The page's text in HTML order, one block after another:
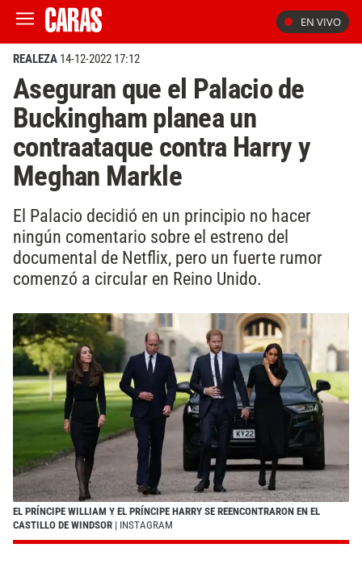
EN VIVO
REALEZA 14-12-2022 17:12
Aseguran que el Palacio de
Buckingham planea un
contraataque contra Harry y
Meghan Markle
El Palacio decidió en un principio no hacer
ningún comentario sobre el estreno del
documental de Netflix, pero un fuerte rumor
comenzó a circular en Reino Unido.
EL PRÍNCIPE WILLIAM Y EL PRÍNCIPE HARRY SE REENCONTRARON EN EL
CASTILLO DE WINDSOR | INSTAGRAM